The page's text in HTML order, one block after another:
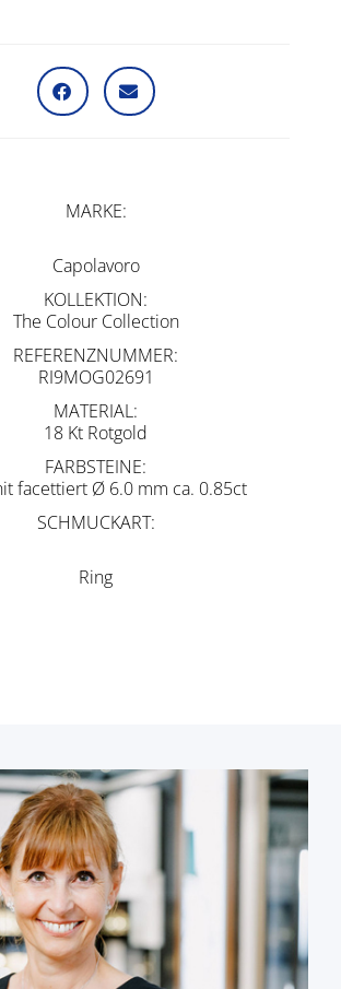
MARKE
Capolavoro
KOLLEKTION
The Colour Collection
REFERENZNUMMER
RI9MOG02691
MATERIAL
18 Kt Rotgold
FARBSTEINE
facettiert Ø 6.0 mm ca. 0.85ct
SCHMUCKART
Ring